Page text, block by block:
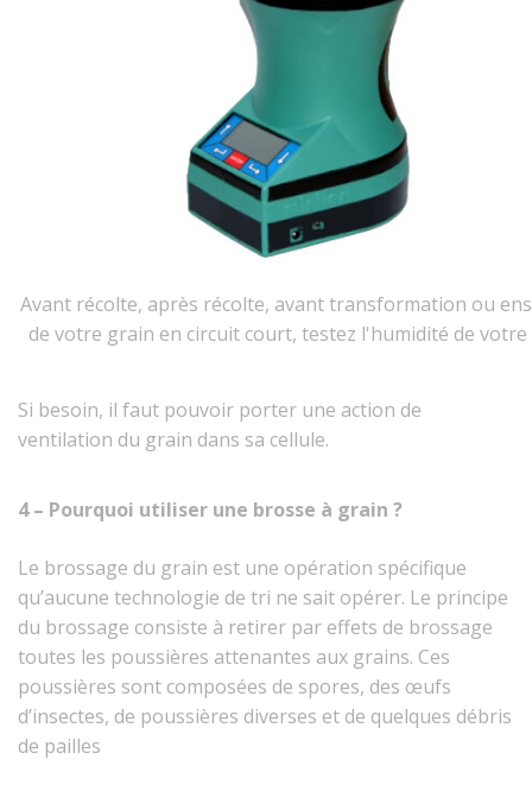
Avant récolte, après récolte, avant transformation ou
de votre grain en circuit court, testez l'humidité de votre
Si besoin, il faut pouvoir porter une action de
ventilation du grain dans sa cellule.
4 – Pourquoi utiliser une brosse à grain ?
Le brossage du grain est une opération spécifique
qu’aucune technologie de tri ne sait opérer. Le principe
du brossage consiste à retirer par effets de brossage
toutes les poussières attenantes aux grains. Ces
poussières sont composées de spores, des œufs
d’insectes, de poussières diverses et de quelques débris
de pailles